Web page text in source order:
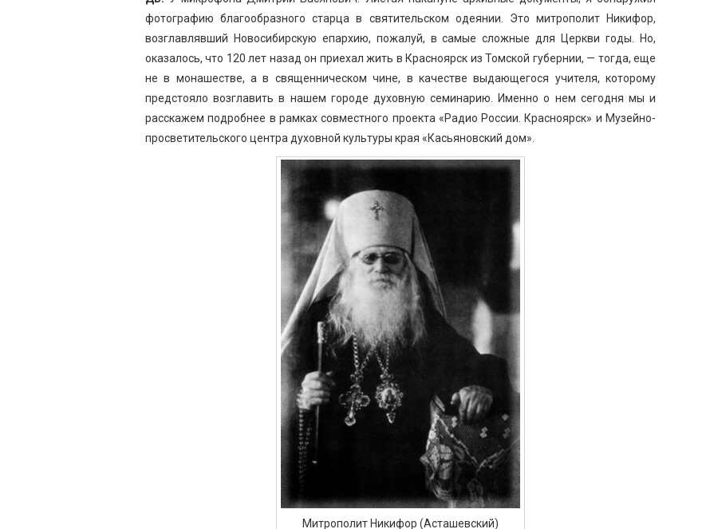
фотографию благообразного старца в святительском одеянии. Это митрополит Никифор,
возглавлявший Новосибирскую епархию, пожалуй, в самые сложные для Церкви годы. Но,
оказалось, что 120 лет назад он приехал жить в Красноярск из Томской губернии, — тогда, еще
не в монашестве, а в священническом чине, в качестве выдающегося учителя, которому
предстояло возглавить в нашем городе духовную семинарию. Именно о нем сегодня мы и
расскажем подробнее в рамках совместного проекта «Радио России. Красноярск» и Музейно-
просветительского центра духовной культуры края «Касьяновский дом».
Митрополит Никифор (Асташевский)